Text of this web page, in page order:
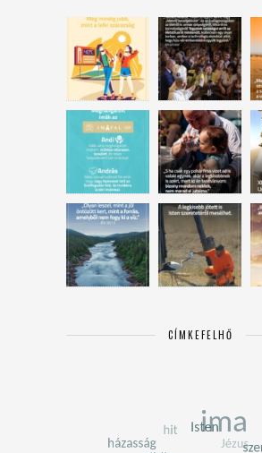
CÍMKEFELHŐ